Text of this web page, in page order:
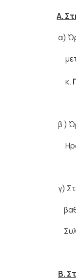
Α.
α)
κ.
β )
Ηρώο
γ) Στη
Β.